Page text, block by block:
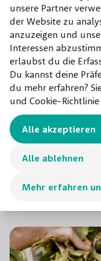
unsere Partner
der Website zu
anzuzeigen und
Interessen
erlaubst du die
Du kannst deine
du mehr erfahren?
und Cookie-Richtlinie
Mehr erfahren
Alle ablehnen
Alle akzeptieren
laubabwerfende
attraktiv.
Neben ihrem
Hydrangea
solange Sie ihr einen
feuchten, aber gut
Kombinieren
Unsere